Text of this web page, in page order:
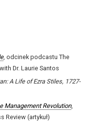
, odcinek podcastu The
Dr. Laurie Santos
A Life of Ezra Stiles, 1727-
Management Revolution,
Review (artykuł)